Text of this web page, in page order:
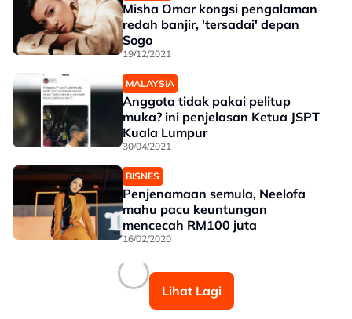
Misha Omar kongsi pengalaman
redah banjir, 'tersadai' depan
Sogo
19/12/2021
MALAYSIA
Anggota tidak pakai pelitup
muka? ini penjelasan Ketua JSPT
Kuala Lumpur
30/04/2021
BISNES
Penjenamaan semula, Neelofa
mahu pacu keuntungan
mencecah RM100 juta
16/02/2020
Lihat Lagi